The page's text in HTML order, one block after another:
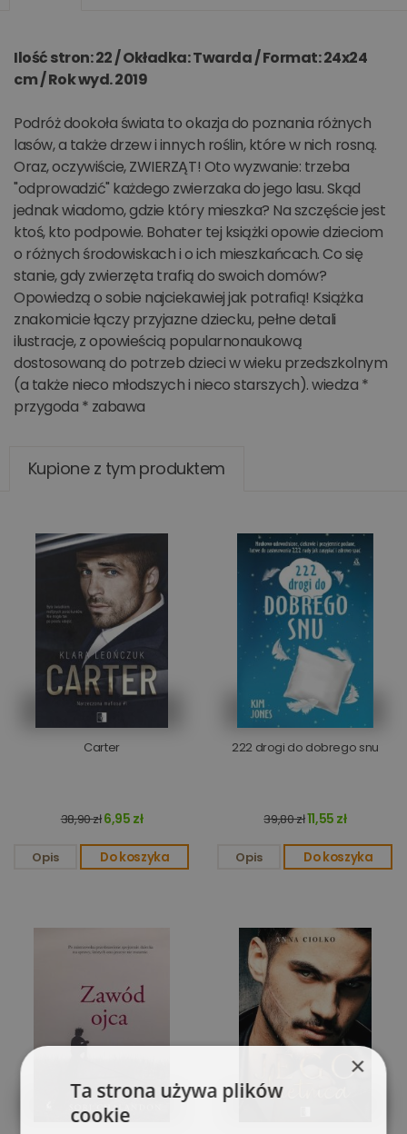
Ilość stron: 22 / Okładka: Twarda / Format: 24x24
cm / Rok wyd. 2019
Podróż dookoła świata to okazja do poznania różnych
lasów, a także drzew i innych roślin, które w nich rosną.
Oraz, oczywiście, ZWIERZĄT! Oto wyzwanie: trzeba
"odprowadzić" każdego zwierzaka do jego lasu. Skąd
jednak wiadomo, gdzie który mieszka? Na szczęście jest
ktoś, kto podpowie. Bohater tej książki opowie dzieciom
o różnych środowiskach i o ich mieszkańcach. Co się
stanie, gdy zwierzęta trafią do swoich domów?
Opowiedzą o sobie najciekawiej jak potrafią! Książka
znakomicie łączy przyjazne dziecku, pełne detali
ilustracje, z opowieścią popularnonaukową
dostosowaną do potrzeb dzieci w wieku przedszkolnym
(a także nieco młodszych i nieco starszych). wiedza *
przygoda * zabawa
Kupione z tym produktem
Carter
38,90 zł6,95 zł
Opis Do koszyka
222 drogi do dobrego snu
39,80 zł11,55 zł
Opis Do koszyka
×
Ta strona używa plików
cookie